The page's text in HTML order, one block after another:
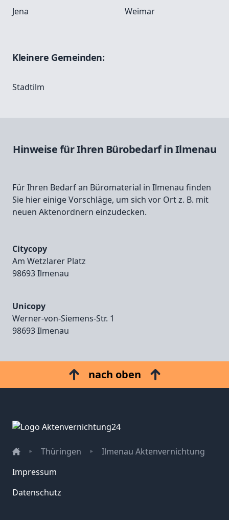
Jena Weimar
Kleinere Gemeinden:
Stadtilm
Hinweise für Ihren Bürobedarf in Ilmenau
Für Ihren Bedarf an Büromaterial in Ilmenau finden
Sie hier einige Vorschläge, um sich vor Ort z. B. mit
neuen Aktenordnern einzudecken.
Citycopy
Am Wetzlarer Platz
98693 Ilmenau
Unicopy
Werner‑von‑Siemens‑Str. 1
98693 Ilmenau
nach oben
Thüringen
Ilmenau Aktenvernichtung
Impressum
Datenschutz